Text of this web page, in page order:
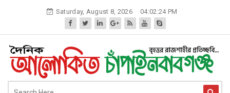
Saturday, August 8, 2026 04:02:24 PM